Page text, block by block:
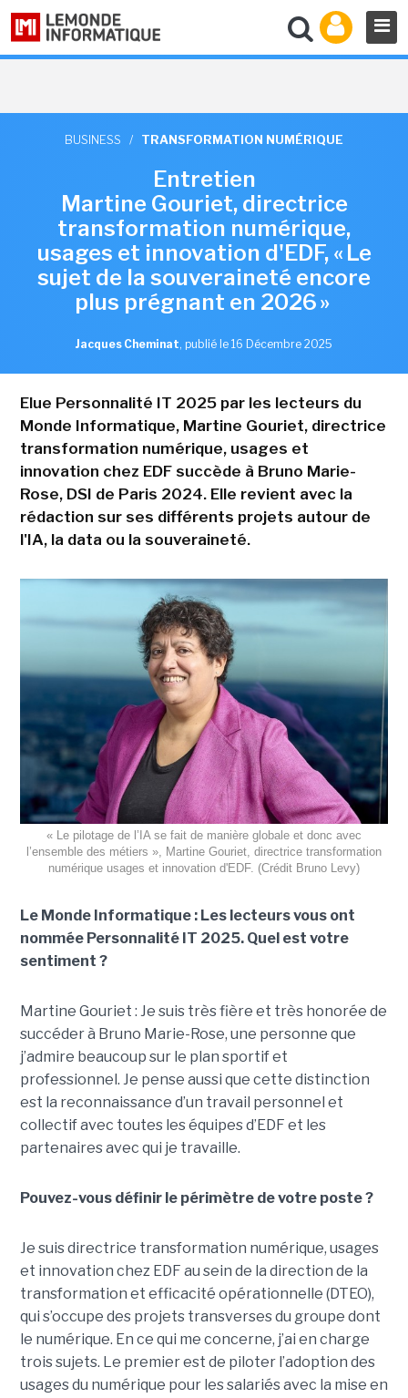
BUSINESS / TRANSFORMATION NUMÉRIQUE
Entretien
Martine Gouriet, directrice
transformation numérique,
usages et innovation d'EDF, « Le
sujet de la souveraineté encore
plus prégnant en 2026 »
Jacques Cheminat, publié le 16 Décembre 2025
Elue Personnalité IT 2025 par les lecteurs du
Monde Informatique, Martine Gouriet, directrice
transformation numérique, usages et
innovation chez EDF succède à Bruno Marie-
Rose, DSI de Paris 2024. Elle revient avec la
rédaction sur ses différents projets autour de
l'IA, la data ou la souveraineté.
« Le pilotage de l’IA se fait de manière globale et donc avec
l’ensemble des métiers », Martine Gouriet, directrice transformation
numérique usages et innovation d'EDF. (Crédit Bruno Levy)
Le Monde Informatique : Les lecteurs vous ont
nommée Personnalité IT 2025. Quel est votre
sentiment ?
Martine Gouriet : Je suis très fière et très honorée de
succéder à Bruno Marie-Rose, une personne que
j’admire beaucoup sur le plan sportif et
professionnel. Je pense aussi que cette distinction
est la reconnaissance d’un travail personnel et
collectif avec toutes les équipes d’EDF et les
partenaires avec qui je travaille.
Pouvez-vous définir le périmètre de votre poste ?
Je suis directrice transformation numérique, usages
et innovation chez EDF au sein de la direction de la
transformation et efficacité opérationnelle (DTEO),
qui s’occupe des projets transverses du groupe dont
le numérique. En ce qui me concerne, j’ai en charge
trois sujets. Le premier est de piloter l’adoption des
usages du numérique pour les salariés avec la mise en